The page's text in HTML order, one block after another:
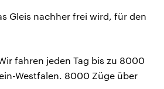
Gleis nachher frei wird, für den
fahren jeden Tag bis zu 8000
Westfalen. 8000 Züge über